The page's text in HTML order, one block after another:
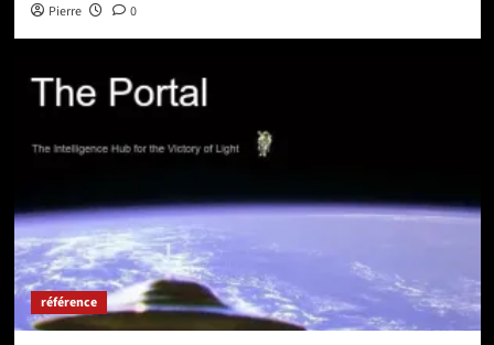
Pierre 0
référence